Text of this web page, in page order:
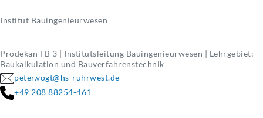
Institut Bauingenieurwesen
Prodekan FB 3 | Institutsleitung Bauingenieurwesen | Lehrgebiet:
Baukalkulation und Bauverfahrenstechnik
peter.vogt@hs-ruhrwest.de
+49 208 88254-461